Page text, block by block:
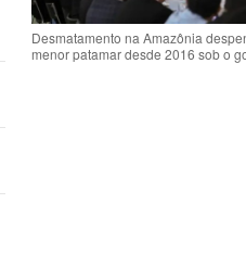
Desmatamento na Amazônia
menor patamar desde 2016 sob o